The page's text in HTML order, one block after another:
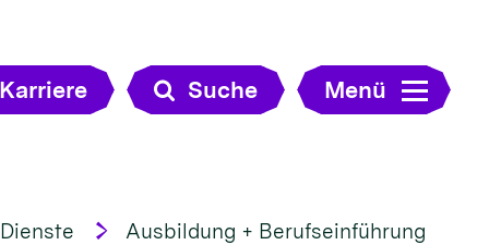
Karriere Suche Menü
Ausbildung + Berufseinführung